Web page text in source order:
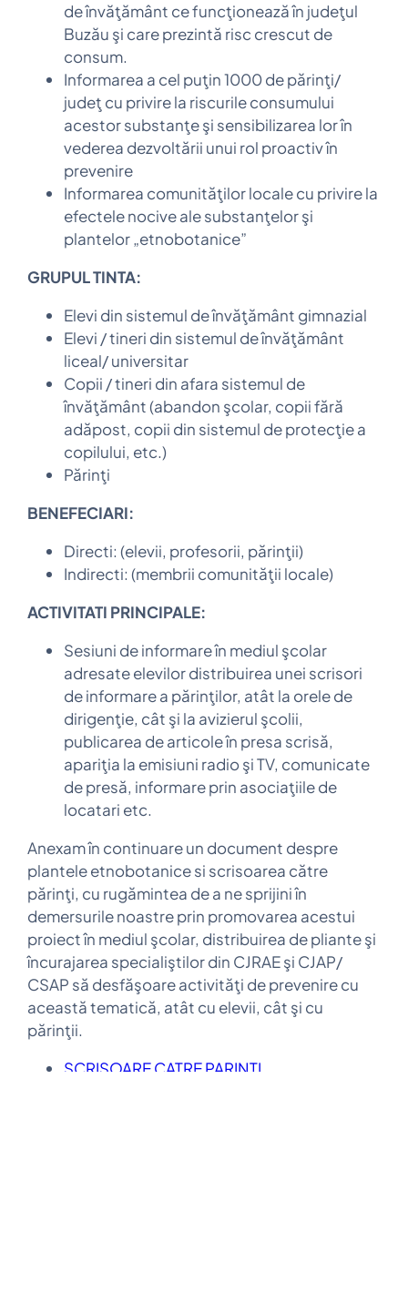
de învăţământ ce funcţionează în judeţul
Buzău şi care prezintă risc crescut de
consum.
Informarea a cel puţin 1000 de părinţi/
judeţ cu privire la riscurile consumului
acestor substanţe şi sensibilizarea lor în
vederea dezvoltării unui rol proactiv în
prevenire
Informarea comunităţilor locale cu privire la
efectele nocive ale substanţelor şi
plantelor „etnobotanice”
GRUPUL TINTA:
Elevi din sistemul de învăţământ gimnazial
Elevi / tineri din sistemul de învăţământ
liceal/ universitar
Copii / tineri din afara sistemul de
învăţământ (abandon şcolar, copii fără
adăpost, copii din sistemul de protecţie a
copilului, etc.)
Părinţi
BENEFECIARI:
Directi: (elevii, profesorii, părinţii)
Indirecti: (membrii comunităţii locale)
ACTIVITATI PRINCIPALE:
Sesiuni de informare în mediul şcolar
adresate elevilor distribuirea unei scrisori
de informare a părinţilor, atât la orele de
dirigenţie, cât şi la avizierul şcolii,
publicarea de articole în presa scrisă,
apariţia la emisiuni radio şi TV, comunicate
de presă, informare prin asociaţiile de
locatari etc.
Anexam în continuare un document despre
plantele etnobotanice si scrisoarea către
părinţi, cu rugămintea de a ne sprijini în
demersurile noastre prin promovarea acestui
proiect în mediul şcolar, distribuirea de pliante şi
încurajarea specialiştilor din CJRAE şi CJAP/
CSAP să desfăşoare activităţi de prevenire cu
această tematică, atât cu elevii, cât şi cu
părinţii.
SCRISOARE CATRE PARINTI